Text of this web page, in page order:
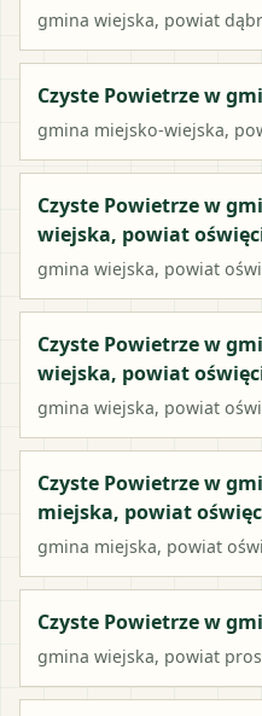
gmina wiejska, powiat
Czyste Powietrze w
gmina miejsko-wiejska,
Czyste Powietrze w
wiejska, powiat
gmina wiejska, powiat
Czyste Powietrze w
wiejska, powiat
gmina wiejska, powiat
Czyste Powietrze w
miejska, powiat
gmina miejska, powiat
Czyste Powietrze w
gmina wiejska, powiat